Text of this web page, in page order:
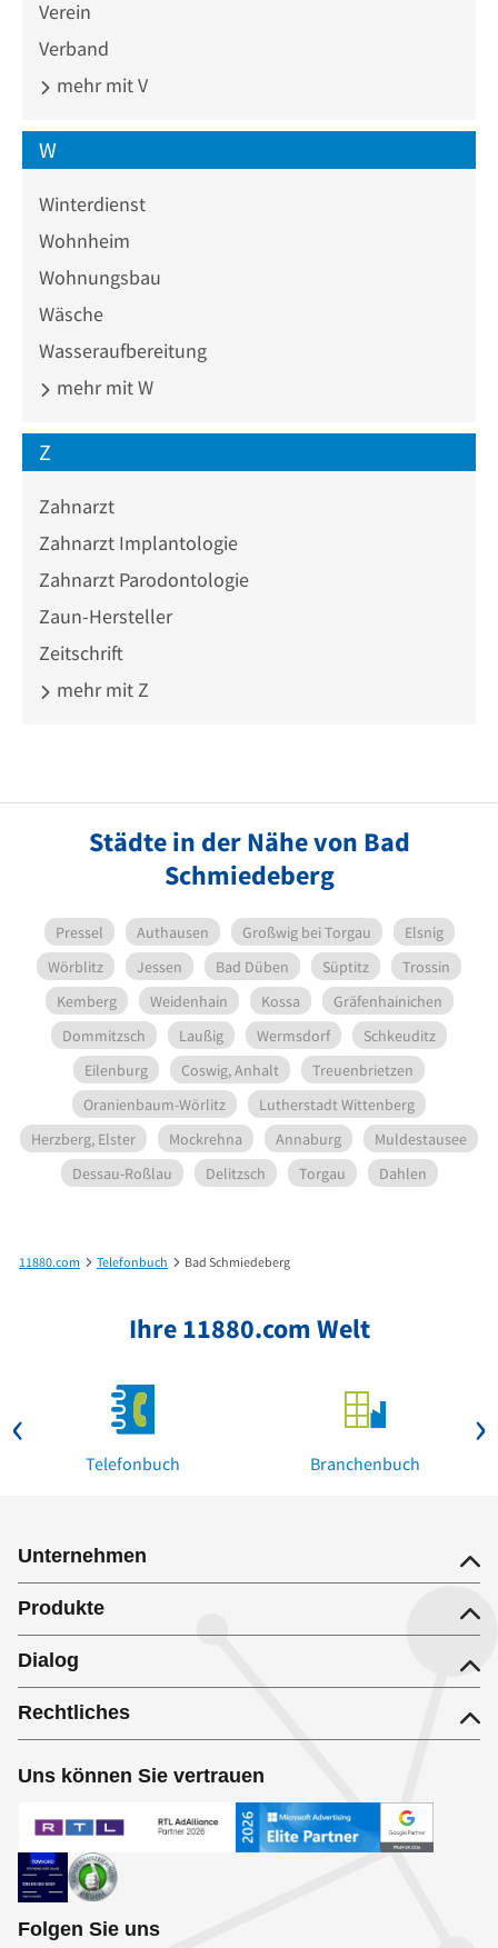
Verein
Verband
mehr mit V
W
Winterdienst
Wohnheim
Wohnungsbau
Wäsche
Wasseraufbereitung
mehr mit W
Z
Zahnarzt
Zahnarzt Implantologie
Zahnarzt Parodontologie
Zaun-Hersteller
Zeitschrift
mehr mit Z
Städte in der Nähe von Bad
Schmiedeberg
Pressel Authausen Großwig bei Torgau
Elsnig
Wörblitz
Jessen Bad Düben Süptitz
Trossin
Kemberg
Weidenhain Kossa
Gräfenhainichen
Dommitzsch
Laußig Wermsdorf
Schkeuditz
Eilenburg
Coswig, Anhalt
Treuenbrietzen
Oranienbaum-Wörlitz
Lutherstadt Wittenberg
Herzberg, Elster
Mockrehna Annaburg
Muldestausee
Dessau-Roßlau
Delitzsch Torgau Dahlen
11880.com Telefonbuch Bad Schmiedeberg
Ihre 11880.com Welt
Telefonbuch Branchenbuch
Unternehmen
Produkte
Dialog
Rechtliches
Uns können Sie vertrauen
Folgen Sie uns